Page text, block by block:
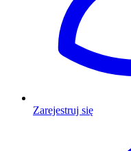
Zarejestruj się